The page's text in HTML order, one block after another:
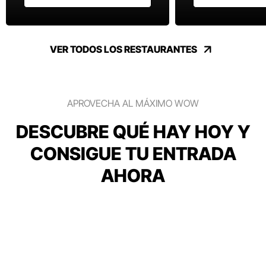
VER TODOS LOS RESTAURANTES
APROVECHA AL MÁXIMO WOW
DESCUBRE QUÉ HAY HOY Y
CONSIGUE TU ENTRADA
AHORA